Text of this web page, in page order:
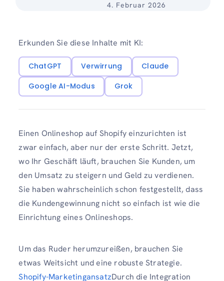
4. Februar 2026
Erkunden Sie diese Inhalte mit KI:
ChatGPT Verwirrung
Claude
Google AI-Modus
Grok
Einen Onlineshop auf Shopify einzurichten ist
zwar einfach, aber nur der erste Schritt. Jetzt,
wo Ihr Geschäft läuft, brauchen Sie Kunden, um
den Umsatz zu steigern und Geld zu verdienen.
Sie haben wahrscheinlich schon festgestellt, dass
die Kundengewinnung nicht so einfach ist wie die
Einrichtung eines Onlineshops.
Um das Ruder herumzureißen, brauchen Sie
etwas Weitsicht und eine robuste Strategie.
Shopify-MarketingansatzDurch die Integration